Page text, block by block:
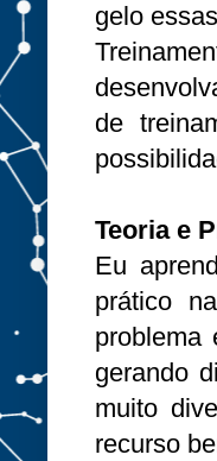
gelo
de
Teoria e
Eu
prático
problema
gerando
muito
recurso